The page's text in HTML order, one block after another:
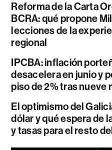
Reforma de la Carta
BCRA: qué propone
lecciones de la
regional
IPCBA: inflación
desacelera en junio y
piso de 2% tras nueve
El optimismo del
dólar y qué espera de
y tasas para el resto